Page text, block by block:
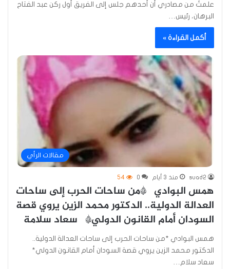
علمتُ من مصادري أن أحدهم جلس إلى الفريق أول ركن عبد الفتاح
البرهان، رئيس…
أكمل القراءة »
مقالات الرأي
suad2 منذ 3 أيام 0
54
همس البوادي *من ساحات الحرب إلى ساحات
العدالة الدولية.. الدكتور محمد الزين يروي قصة
السودان أمام القانون الدولي* سعاد سلامة
همس البوادي *من ساحات الحرب إلى ساحات العدالة الدولية..
الدكتور محمد الزين يروي قصة السودان أمام القانون الدولي*
سعاد سلام…